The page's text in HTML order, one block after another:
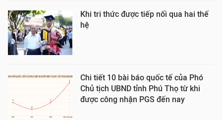
Khi tri thức được tiếp nối qua hai thế
hệ
Chi tiết 10 bài báo quốc tế của Phó
Chủ tịch UBND tỉnh Phú Thọ từ khi
được công nhận PGS đến nay